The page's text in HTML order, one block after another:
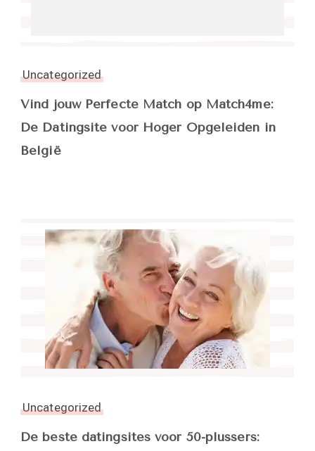
Uncategorized
Vind jouw Perfecte Match op Match4me:
De Datingsite voor Hoger Opgeleiden in
België
Uncategorized
De beste datingsites voor 50-plussers: